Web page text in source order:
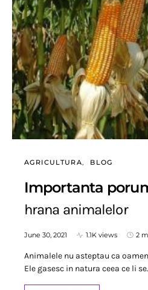
AGRICULTURA BLOG
Importanta
hrana animalelor
June 30, 2021 1.1K views 2
Animalele nu asteptau ca
Ele gasesc in natura ceea ce li